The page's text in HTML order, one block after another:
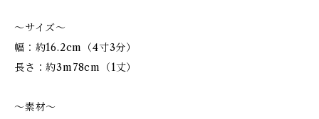
～サイズ～
幅：約16.2cm（4寸3分）
長さ：約3m78cm（1丈）
～素材～